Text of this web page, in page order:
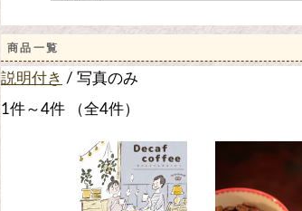
商品一覧
説明付き / 写真のみ
1件～4件 （全4件）